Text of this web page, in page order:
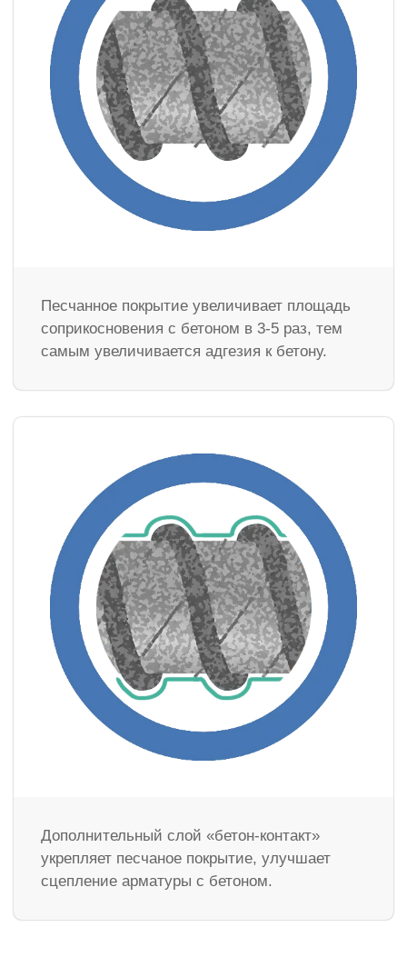
Песчанное покрытие увеличивает площадь
соприкосновения с бетоном в 3-5 раз, тем
самым увеличивается адгезия к бетону.
Дополнительный слой «бетон-контакт»
укрепляет песчаное покрытие, улучшает
сцепление арматуры с бетоном.